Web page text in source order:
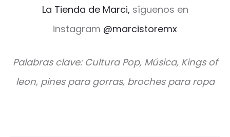
La Tienda de Marci, síguenos en
instagram @marcistoremx
Palabras clave: Cultura Pop, Música, Kings of
leon, pines para gorras, broches para ropa